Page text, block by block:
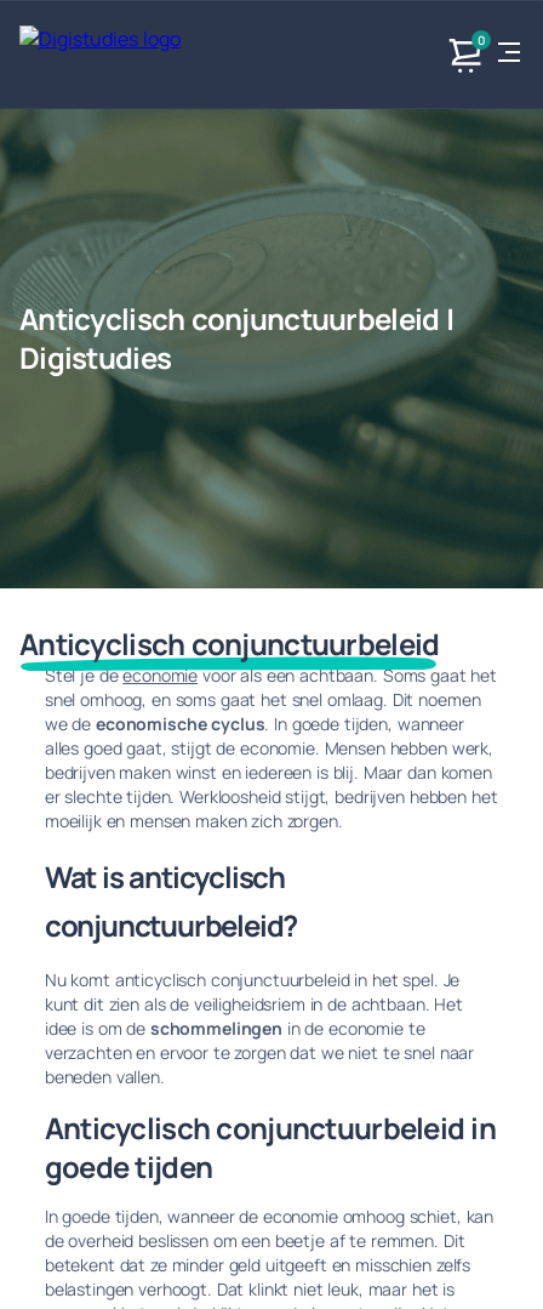
0
Exacte
vakken
Geen
vakken.
vakken.
Maatschappijvakken
Geen vakken.
Producten
Anticyclisch conjunctuurbeleid |
Digistudies
Anticyclisch conjunctuurbeleid
Stel je deeconomievoor als een achtbaan. Soms gaat het
snel omhoog, en soms gaat het snel omlaag. Dit noemen
we de economische cyclus. In goede tijden, wanneer
alles goed gaat, stijgt de economie. Mensen hebben werk,
bedrijven maken winst en iedereen is blij. Maar dan komen
er slechte tijden. Werkloosheid stijgt, bedrijven hebben het
moeilijk en mensen maken zich zorgen.
Wat is anticyclisch
conjunctuurbeleid?
Nu komt anticyclisch conjunctuurbeleid in het spel. Je
kunt dit zien als de veiligheidsriem in de achtbaan. Het
idee is om de schommelingen in de economie te
verzachten en ervoor te zorgen dat we niet te snel naar
beneden vallen.
Anticyclisch conjunctuurbeleid in
goede tijden
In goede tijden, wanneer de economie omhoog schiet, kan
de overheid beslissen om een beetje af te remmen. Dit
betekent dat ze minder geld uitgeeft en misschien zelfs
belastingen verhoogt. Dat klinkt niet leuk, maar het is